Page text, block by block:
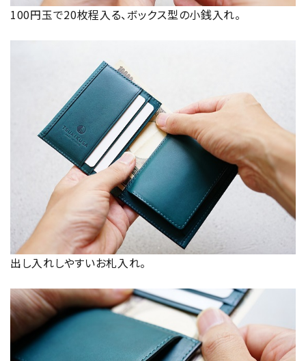
100円玉で20枚程入る、ボックス型の小銭入れ。
出し入れしやすいお札入れ。